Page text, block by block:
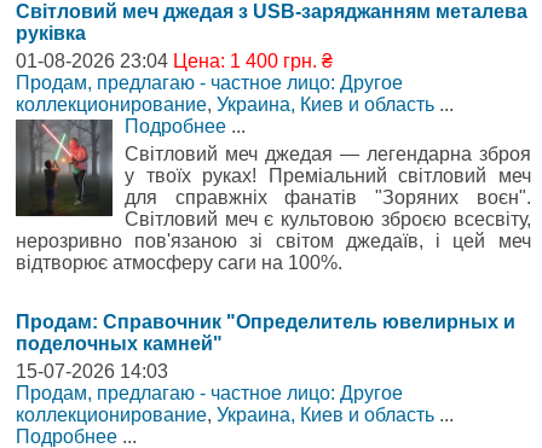
Світловий меч джедая з USB-заряджанням металева
руківка
01-08-2026 23:04 Цена: 1 400 грн. ₴
Продам, предлагаю - частное лицо: Другое
коллекционирование, Украина, Киев и область ...
Подробнее ...
Cвітловий меч джедая — легендарна зброя
у твоїх руках! Преміальний світловий меч
для справжніх фанатів "Зоряних воєн".
Світловий меч є культовою зброєю всесвіту,
нерозривно пов'язаною зі світом джедаїв, і цей меч
відтворює атмосферу саги на 100%.
Продам: Справочник "Определитель ювелирных и
поделочных камней"
15-07-2026 14:03
Продам, предлагаю - частное лицо: Другое
коллекционирование, Украина, Киев и область ...
Подробнее ...